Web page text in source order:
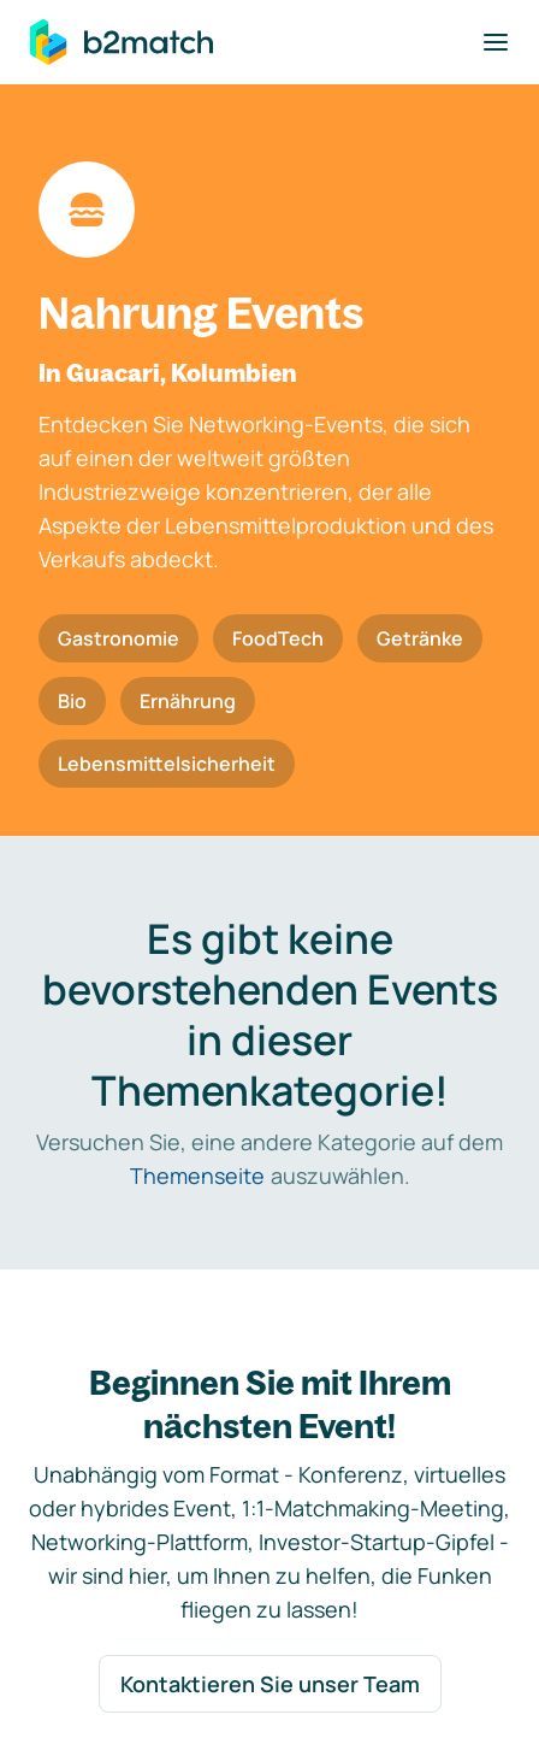
springen
Nahrung Events
In Guacari, Kolumbien
Entdecken Sie Networking-Events, die sich
auf einen der weltweit größten
Industriezweige konzentrieren, der alle
Aspekte der Lebensmittelproduktion und des
Verkaufs abdeckt.
Gastronomie FoodTech Getränke
Bio Ernährung
Lebensmittelsicherheit
Es gibt keine
bevorstehenden Events
in dieser
Themenkategorie!
Versuchen Sie, eine andere Kategorie auf dem
Themenseite auszuwählen.
Beginnen Sie mit Ihrem
nächsten Event!
Unabhängig vom Format - Konferenz, virtuelles
oder hybrides Event, 1:1-Matchmaking-Meeting,
Networking-Plattform, Investor-Startup-Gipfel -
wir sind hier, um Ihnen zu helfen, die Funken
fliegen zu lassen!
Kontaktieren Sie unser Team